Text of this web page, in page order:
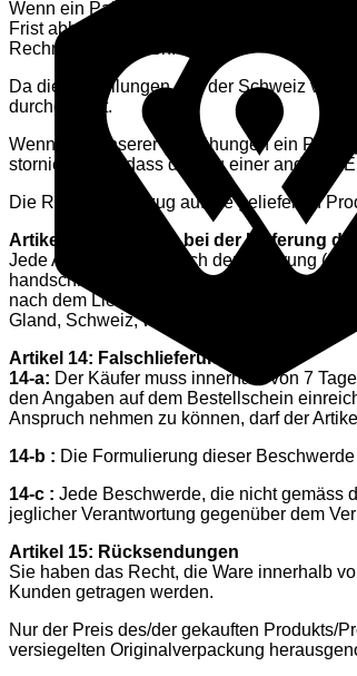
Wenn ein Paket dem Empfänger nicht von
Frist abholt, geht es zurück an
Rechnung zu stellen.
Da die Bestellungen aus der Schweiz
durchgeführt.
Wenn trotz unserer Bemühungen ein
storniert, ohne dass dies zu einer anderen
Die Risiken in Bezug auf die gelieferten
Artikel 13: Probleme bei der Lieferung
Jede Anomalie bezüglich der Lieferung
handschriftlich vermerkt werden,
nach dem Lieferdatum die besagten
Gland, Schweiz, weiterleiten.
Artikel 14: Falschlieferung
14-a: Der Käufer muss innerhalb von 7
den Angaben auf dem Bestellschein
Anspruch nehmen zu können, darf der
14-b : Die Formulierung dieser
14-c : Jede Beschwerde, die nicht gemäss
jeglicher Verantwortung gegenüber dem
Artikel 15: Rücksendungen
Sie haben das Recht, die Ware innerhalb
Kunden getragen werden.
Nur der Preis des/der gekauften Produkts/
versiegelten Originalverpackung